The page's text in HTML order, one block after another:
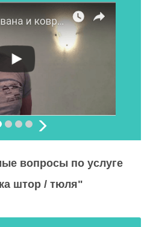
вопросы по услуге
штор / тюля"